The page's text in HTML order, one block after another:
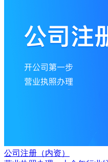
公司注册（内资）